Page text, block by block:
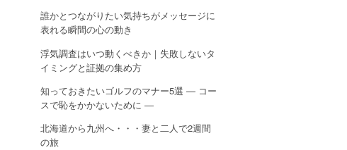
誰かとつながりたい気持ちがメッセージに
表れる瞬間の心の動き
浮気調査はいつ動くべきか｜失敗しないタ
イミングと証拠の集め方
知っておきたいゴルフのマナー5選 — コー
スで恥をかかないために —
北海道から九州へ・・・妻と二人で2週間
の旅